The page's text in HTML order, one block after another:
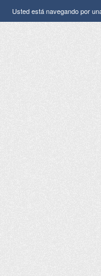
Usted está navegando por